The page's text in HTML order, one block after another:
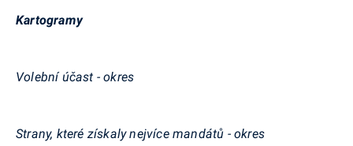
Kartogramy
Volební účast - okres
Strany, které získaly nejvíce mandátů - okres